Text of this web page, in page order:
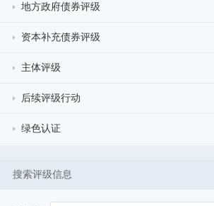
地方政府债券评级
资本补充债券评级
主体评级
后续评级行动
绿色认证
搜索评级信息